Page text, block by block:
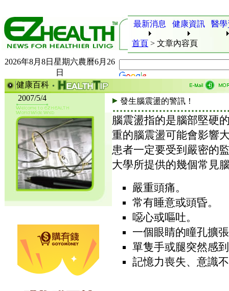
最新消息 健康資訊 醫
首頁 > 文章內容頁
2026年8月8日星期六農曆6月26
日
健康百科
2007/5/4
發生腦震盪的警訊！
腦震盪指的是腦部堅硬
重的腦震盪可能會影響
患者一定要受到嚴密的
大學所提供的幾個常見
嚴重頭痛。
常有睡意或頭昏。
噁心或嘔吐。
一個眼睛的瞳孔擴
單隻手或腿突然感
記憶力喪失、意識